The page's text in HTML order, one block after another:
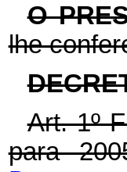
O
lhe
Art. 1º
para